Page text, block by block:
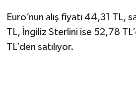
Euro’nun alış fiyatı 44,31 TL,
TL, İngiliz Sterlini ise 52,78
TL’den satılıyor.